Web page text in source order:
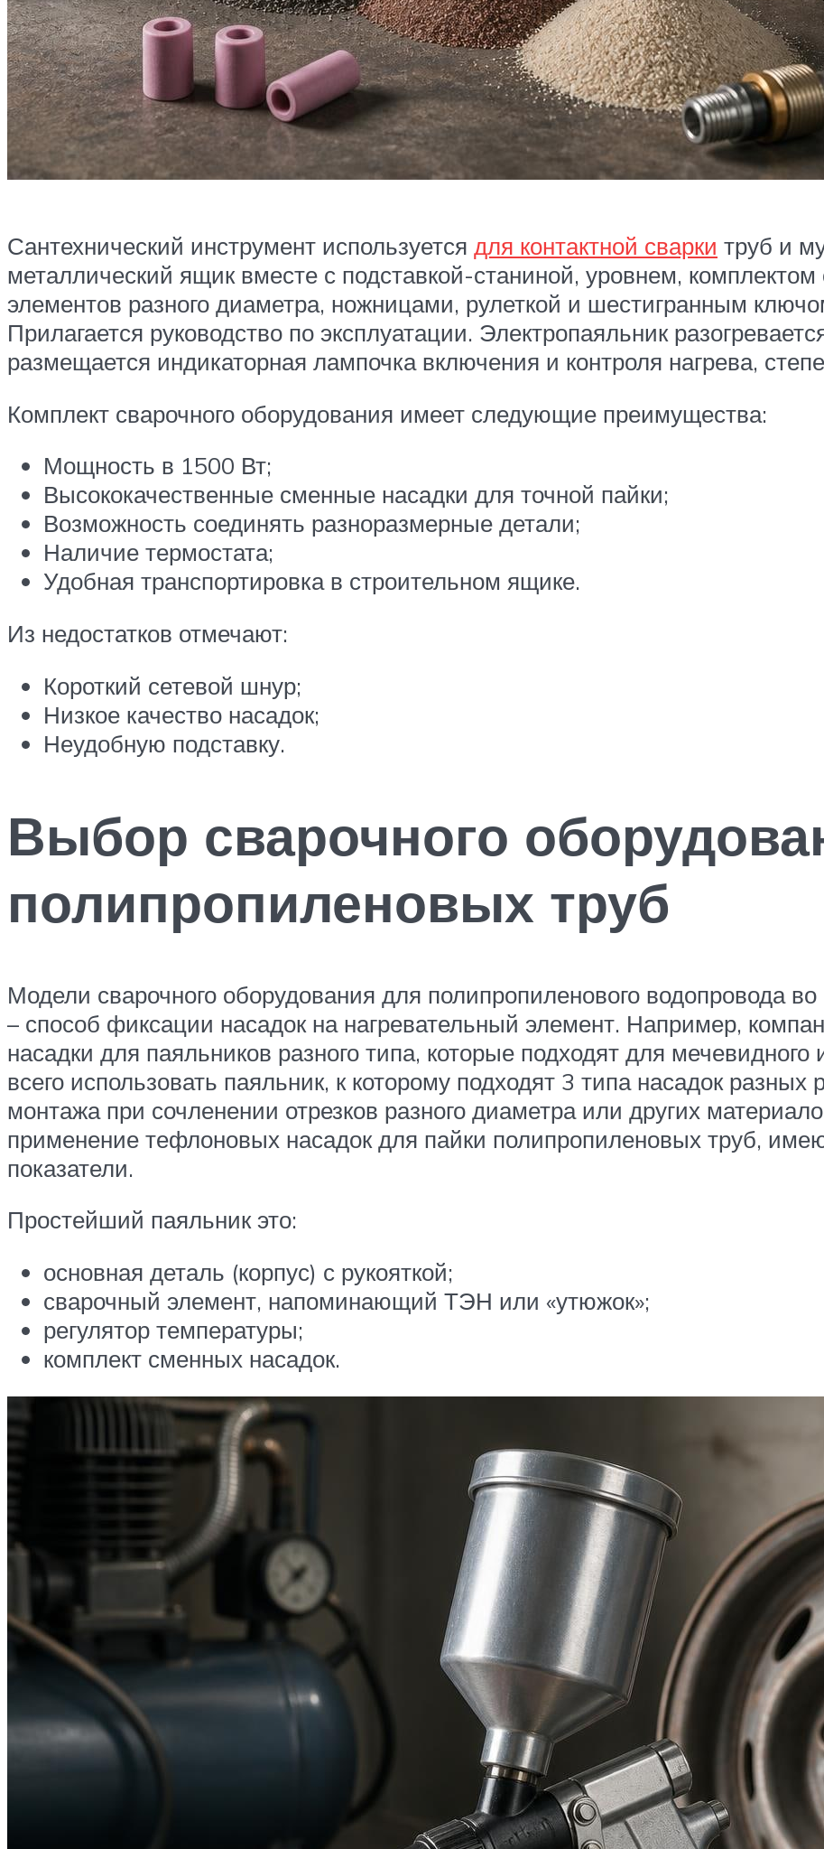
Сантехнический инструмент используется для контактной сварки труб и
металлический ящик вместе с подставкой-станиной, уровнем,
элементов разного диаметра, ножницами, рулеткой и шестигранным
Прилагается руководство по эксплуатации. Электропаяльник
размещается индикаторная лампочка включения и контроля нагрева,
Комплект сварочного оборудования имеет следующие преимущества:
Мощность в 1500 Вт;
Высококачественные сменные насадки для точной пайки;
Возможность соединять разноразмерные детали;
Наличие термостата;
Удобная транспортировка в строительном ящике.
Из недостатков отмечают:
Короткий сетевой шнур;
Низкое качество насадок;
Неудобную подставку.
Выбор сварочного
полипропиленовых труб
Модели сварочного оборудования для полипропиленового водопровода
– способ фиксации насадок на нагревательный элемент. Например,
насадки для паяльников разного типа, которые подходят для
всего использовать паяльник, к которому подходят 3 типа насадок
монтажа при сочленении отрезков разного диаметра или других
применение тефлоновых насадок для пайки полипропиленовых труб,
показатели.
Простейший паяльник это:
основная деталь (корпус) с рукояткой;
сварочный элемент, напоминающий ТЭН или «утюжок»;
регулятор температуры;
комплект сменных насадок.